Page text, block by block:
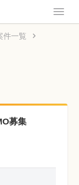
Toggle
件一覧
募集